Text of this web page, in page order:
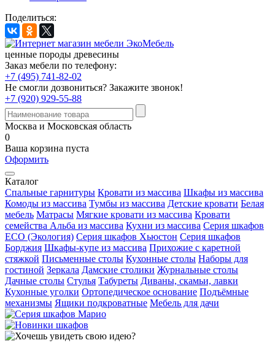
Поделиться:
ценные породы древесины
Заказ мебели по телефону:
+7 (495) 741-82-02
Не смогли дозвониться? Закажите звонок!
+7 (920) 929-55-88
Москва и Московская область
0
Ваша корзина пуста
Оформить
Каталог
Спальные гарнитуры Кровати из массива Шкафы из массива
Комоды из массива Тумбы из массива Детские кровати Белая
мебель Матрасы Мягкие кровати из массива Кровати
семейства Альба из массива Кухни из массива Серия шкафов
ECO (Экология) Серия шкафов Хьюстон Серия шкафов
Борджия Шкафы-купе из массива Прихожие с каретной
стяжкой Письменные столы Кухонные столы Наборы для
гостиной Зеркала Дамские столики Журнальные столы
Дачные столы Стулья Табуреты Диваны, скамьи, лавки
Кухонные уголки Ортопедическое основание Подъёмные
механизмы Ящики подкроватные Мебель для дачи